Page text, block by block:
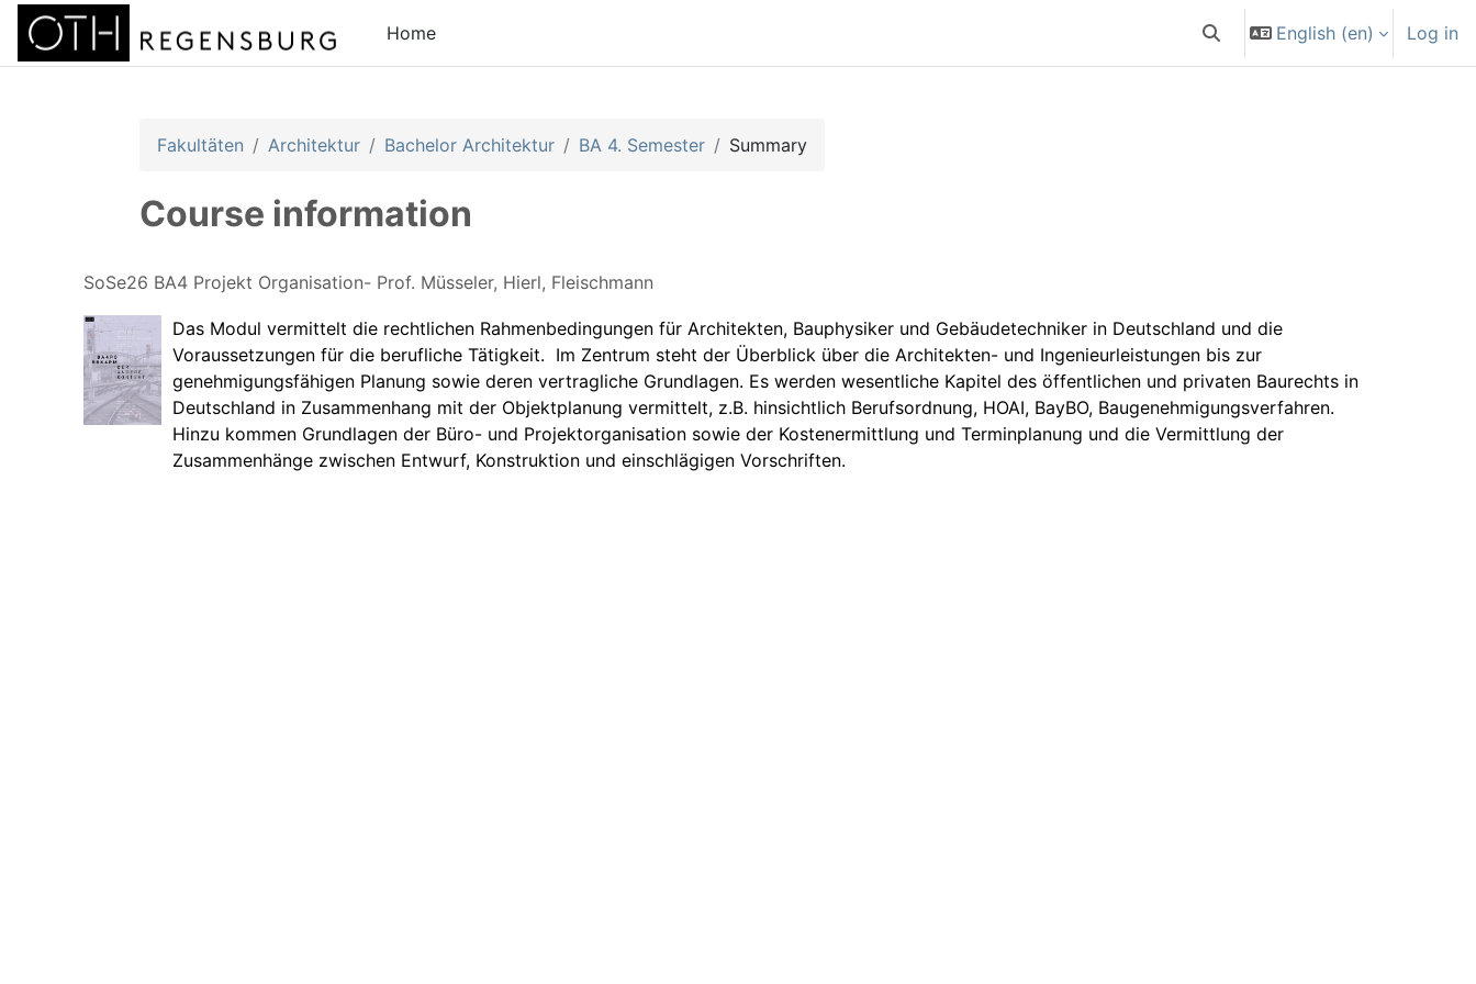
Skip to main content
Home
Toggle search input
English ‎(en)‎ Log in
Fakultäten Architektur Bachelor Architektur BA 4. Semester Summary
Course information
SoSe26 BA4 Projekt Organisation- Prof. Müsseler, Hierl, Fleischmann
Das Modul vermittelt die rechtlichen Rahmenbedingungen für Architekten, Bauphysiker und Gebäudetechniker in Deutschland und die
Voraussetzungen für die berufliche Tätigkeit. Im Zentrum steht der Überblick über die Architekten- und Ingenieurleistungen bis zur
genehmigungsfähigen Planung sowie deren vertragliche Grundlagen. Es werden wesentliche Kapitel des öffentlichen und privaten Baurechts in
Deutschland in Zusammenhang mit der Objektplanung vermittelt, z.B. hinsichtlich Berufsordnung, HOAI, BayBO, Baugenehmigungsverfahren.
Hinzu kommen Grundlagen der Büro- und Projektorganisation sowie der Kostenermittlung und Terminplanung und die Vermittlung der
Zusammenhänge zwischen Entwurf, Konstruktion und einschlägigen Vorschriften.